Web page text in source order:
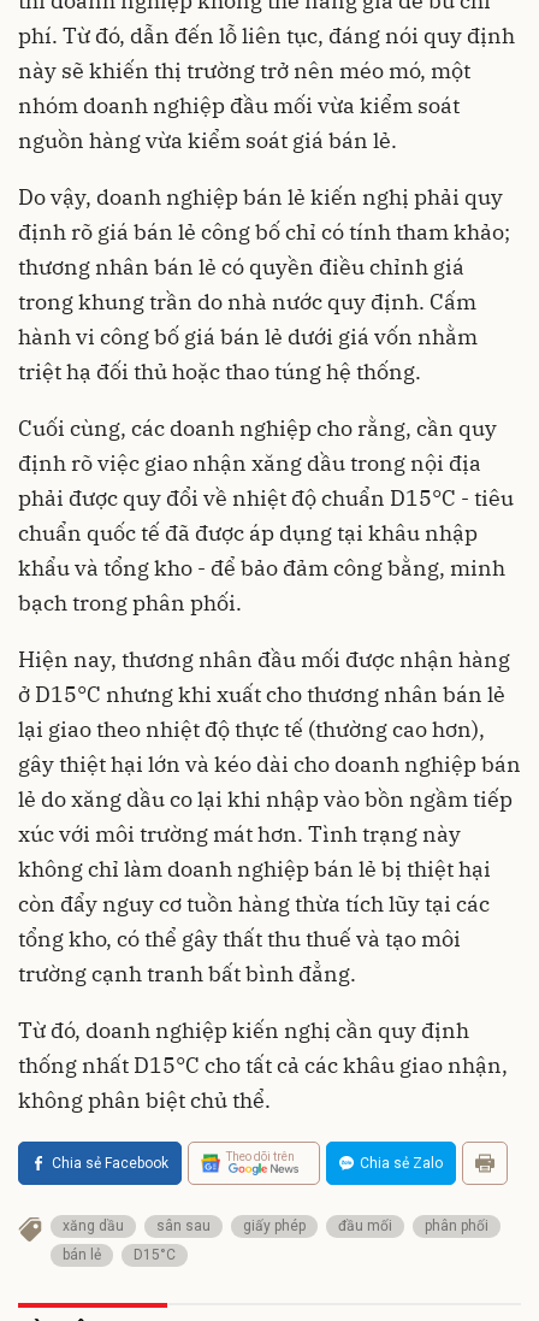
phí. Từ đó, dẫn đến lỗ liên tục, đáng nói quy định
này sẽ khiến thị trường trở nên méo mó, một
nhóm doanh nghiệp đầu mối vừa kiểm soát
nguồn hàng vừa kiểm soát giá bán lẻ.
Do vậy, doanh nghiệp bán lẻ kiến nghị phải quy
định rõ giá bán lẻ công bố chỉ có tính tham khảo;
thương nhân bán lẻ có quyền điều chỉnh giá
trong khung trần do nhà nước quy định. Cấm
hành vi công bố giá bán lẻ dưới giá vốn nhằm
triệt hạ đối thủ hoặc thao túng hệ thống.
Cuối cùng, các doanh nghiệp cho rằng, cần quy
định rõ việc giao nhận xăng dầu trong nội địa
phải được quy đổi về nhiệt độ chuẩn D15°C - tiêu
chuẩn quốc tế đã được áp dụng tại khâu nhập
khẩu và tổng kho - để bảo đảm công bằng, minh
bạch trong phân phối.
Hiện nay, thương nhân đầu mối được nhận hàng
ở D15°C nhưng khi xuất cho thương nhân bán lẻ
lại giao theo nhiệt độ thực tế (thường cao hơn),
gây thiệt hại lớn và kéo dài cho doanh nghiệp bán
lẻ do xăng dầu co lại khi nhập vào bồn ngầm tiếp
xúc với môi trường mát hơn. Tình trạng này
không chỉ làm doanh nghiệp bán lẻ bị thiệt hại
còn đẩy nguy cơ tuồn hàng thừa tích lũy tại các
tổng kho, có thể gây thất thu thuế và tạo môi
trường cạnh tranh bất bình đẳng.
Từ đó, doanh nghiệp kiến nghị cần quy định
thống nhất D15°C cho tất cả các khâu giao nhận,
không phân biệt chủ thể.
Chia sẻ Facebook Theo dõi trên Chia sẻ Zalo
xăng dầu sân sau giấy phép đầu mối
phân phối
bán lẻ
D15°C